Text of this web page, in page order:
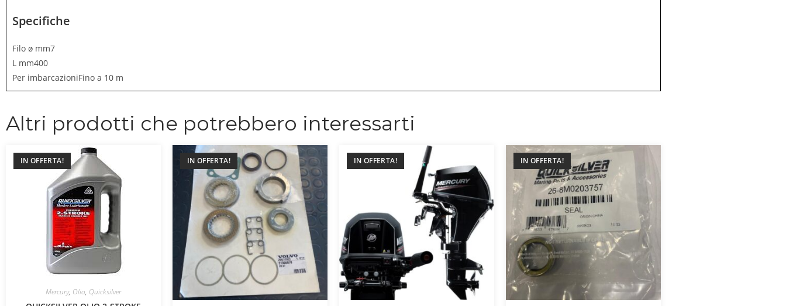
Specifiche
Filo ø mm7
L mm400
Per imbarcazioniFino a 10 m
Altri prodotti che potrebbero interessarti
IN OFFERTA!
Mercury, Olio, Quicksilver
IN OFFERTA! IN OFFERTA! IN OFFERTA!